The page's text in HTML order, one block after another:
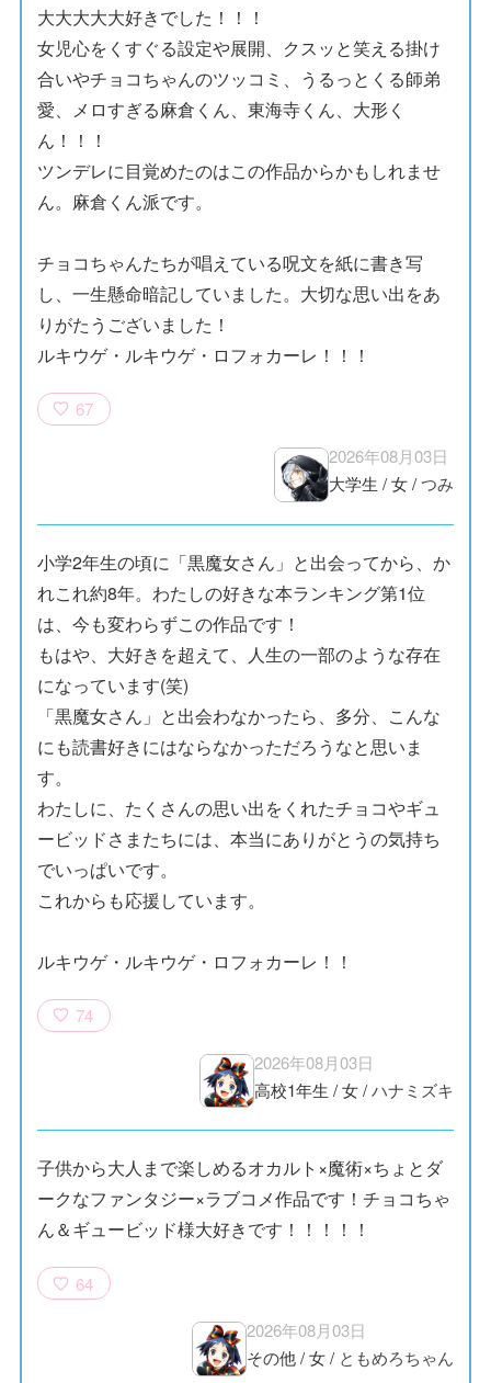
大大大大大好きでした！！！
女児心をくすぐる設定や展開、クスッと笑える掛け
合いやチョコちゃんのツッコミ、うるっとくる師弟
愛、メロすぎる麻倉くん、東海寺くん、大形く
ん！！！
ツンデレに目覚めたのはこの作品からかもしれませ
ん。麻倉くん派です。
チョコちゃんたちが唱えている呪文を紙に書き写
し、一生懸命暗記していました。大切な思い出をあ
りがたうございました！
ルキウゲ・ルキウゲ・ロフォカーレ！！！
67
2026年08月03日
大学生 /女/つみ
小学2年生の頃に「黒魔女さん」と出会ってから、か
れこれ約8年。わたしの好きな本ランキング第1位
は、今も変わらずこの作品です！
もはや、大好きを超えて、人生の一部のような存在
になっています(笑)
「黒魔女さん」と出会わなかったら、多分、こんな
にも読書好きにはならなかっただろうなと思いま
す。
わたしに、たくさんの思い出をくれたチョコやギュ
ービッドさまたちには、本当にありがとうの気持ち
でいっぱいです。
これからも応援しています。
ルキウゲ・ルキウゲ・ロフォカーレ！！
74
2026年08月03日
高校1年生 /女/ハナミズキ
子供から大人まで楽しめるオカルト×魔術×ちょとダ
ークなファンタジー×ラブコメ作品です！チョコちゃ
ん＆ギュービッド様大好きです！！！！！
64
2026年08月03日
その他/女/ ともめろちゃん